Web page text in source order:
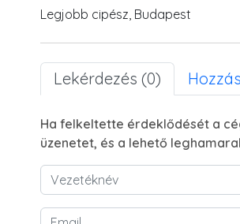
Legjobb cipész, Budapest
Lekérdezés (0)
Ha felkeltette érdeklődését a
üzenetet, és a lehető